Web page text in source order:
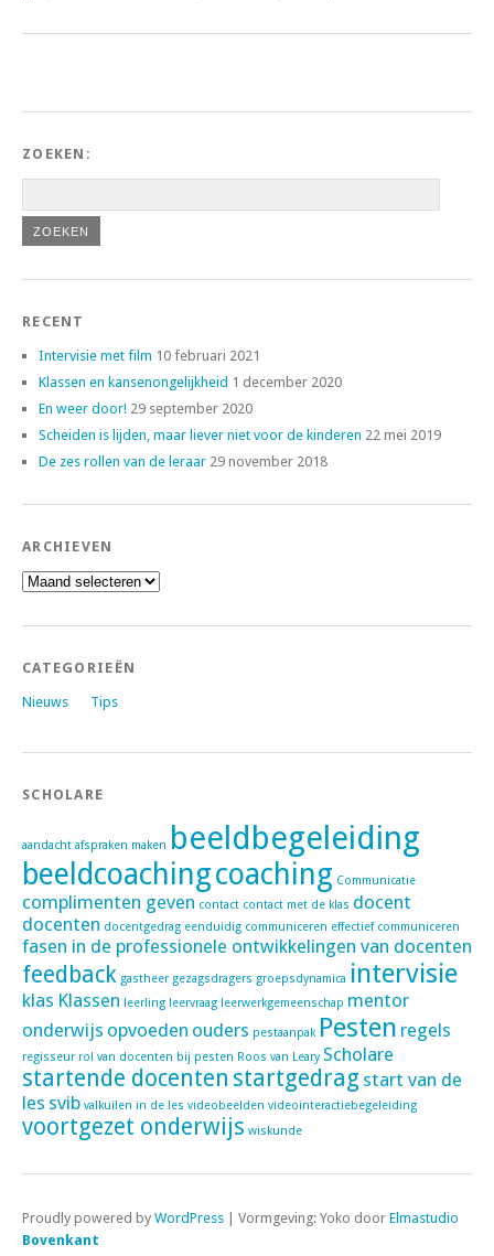
ZOEKEN:
RECENT
Intervisie met film 10 februari 2021
Klassen en kansenongelijkheid 1 december 2020
En weer door! 29 september 2020
Scheiden is lijden, maar liever niet voor de kinderen 22 mei 2019
De zes rollen van de leraar 29 november 2018
ARCHIEVEN
Archieven
CATEGORIEËN
Nieuws Tips
SCHOLARE
aandacht afspraken maken beeldbegeleiding
beeldcoachingcoaching Communicatie
complimenten geven contact contact met de klas docent
docenten docentgedrag eenduidig communiceren effectief communiceren
fasen in de professionele ontwikkelingen van docenten
feedback gastheer gezagsdragers groepsdynamica intervisie
klas Klassen leerling leervraag leerwerkgemeenschap mentor
onderwijs opvoeden ouders pestaanpak Pesten regels
regisseur rol van docenten bij pesten Roos van Leary Scholare
startende docenten startgedrag start van de
les svib valkuilen in de les videobeelden videointeractiebegeleiding
voortgezet onderwijs wiskunde
Proudly powered by WordPress Vormgeving: Yoko door Elmastudio
Bovenkant